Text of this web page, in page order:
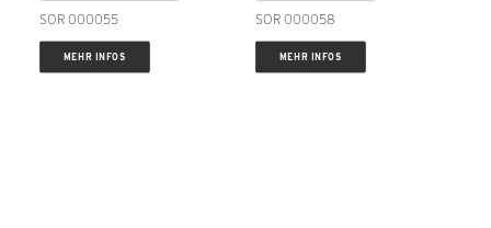
SOR 000055
MEHR INFOS
SOR 000058
MEHR INFOS